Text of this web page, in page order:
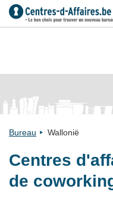
Bureau Wallonië
Centres
de